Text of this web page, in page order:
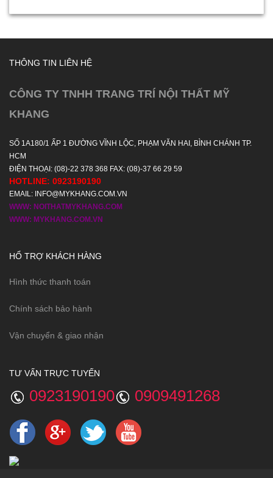
THÔNG TIN LIÊN HỆ
CÔNG TY TNHH TRANG TRÍ NỘI THẤT MỸ
KHANG
SỐ 1A180/1 ẤP 1 ĐƯỜNG VĨNH LỘC, PHẠM VĂN HAI, BÌNH CHÁNH TP.
HCM
ĐIỆN THOẠI: (08)-22 378 368 FAX: (08)-37 66 29 59
HOTLINE: 0923190190
EMAIL: INFO@MYKHANG.COM.VN
WWW: NOITHATMYKHANG.COM
WWW: MYKHANG.COM.VN
HỔ TRỢ KHÁCH HÀNG
Hình thức thanh toán
Chính sách bảo hành
Vận chuyển & giao nhận
TƯ VẤN TRỰC TUYẾN
0923190190 0909491268